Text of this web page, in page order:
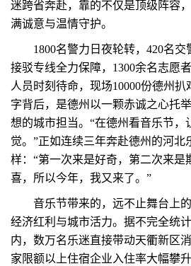
迷跨省奔赴，靠的不仅是顶级阵容
满诚意与温情守护。
1800名警力日夜轮转，420名交
接驳专线全力保障，1300余名志愿
人员时刻待命，现场10000份德州
字背后，是德州以一颗赤诚之心托
想的城市担当。“在德州看音乐节，
觉。”正如连续三年奔赴德州的河北
样：“第一次来是好奇，第二次来是
喜，所以今年，我又来了。”
音乐节带来的，远不止舞台上的
经济红利与城市活力。据不完全统
内，数万名乐迷直接带动天衢新区
家限额以上住宿企业入住率大幅攀